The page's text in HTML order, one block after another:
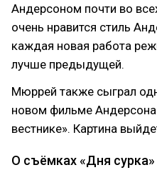
Андерсоном почти во
очень нравится стиль
каждая новая работа
лучше предыдущей.
Мюррей также сыграл
новом фильме
вестнике». Картина
О съёмках «Дня сурка»